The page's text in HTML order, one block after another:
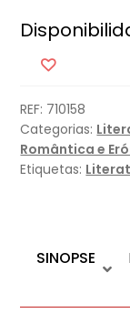
Privados
REF: 710158
Categorias:
Romântica e
Etiquetas:
SINOPSE